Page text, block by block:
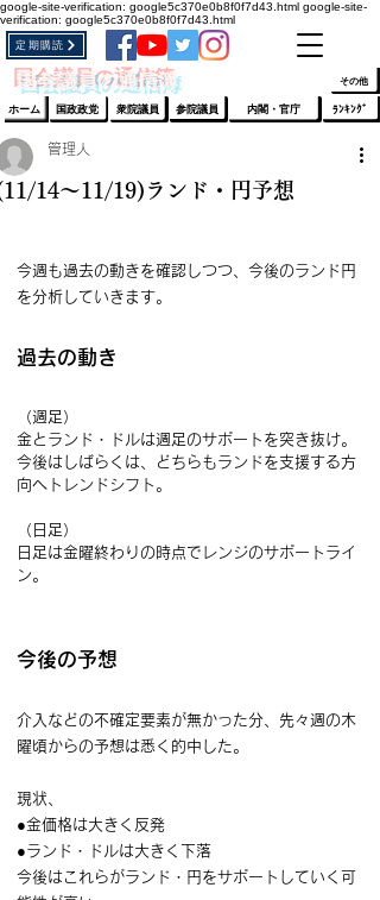
google-site-verification: google5c370e0b8f0f7d43.html google-site-
verification: google5c370e0b8f0f7d43.html
​国会議員の通信簿
定期購読
ホーム 国政政党 衆院議員 参院議員 ﾗﾝｷﾝｸﾞ
内閣・官庁
その他
14～11/19)ランド・円予想
管理人
今週も過去の動きを確認しつつ、今後のランド円
を分析していきます。
過去の動き
（週足）
金とランド・ドルは週足のサポートを突き抜け。
今後はしばらくは、どちらもランドを支援する方
向へトレンドシフト。
（日足）
日足は金曜終わりの時点でレンジのサポートライ
ン。
今後の予想
介入などの不確定要素が無かった分、先々週の木
曜頃からの予想は悉く的中した。
現状、
●金価格は大きく反発
●ランド・ドルは大きく下落
今後はこれらがランド・円をサポートしていく可